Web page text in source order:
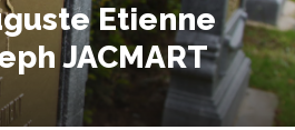
Etienne
JACMART